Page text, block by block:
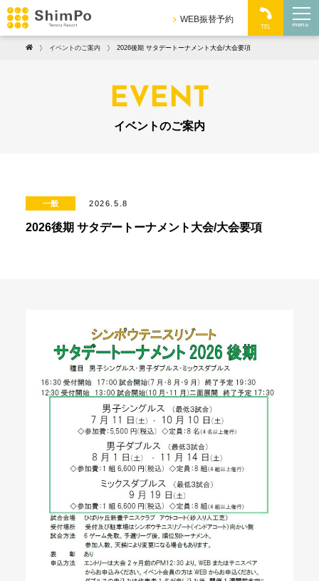
WEB振替予約
TEL menu
イベントのご案内 2026後期 サタデートーナメント大会/大会要項
EVENT
イベントのご案内
一般 2026.5.8
2026後期 サタデートーナメント大会/大会要項